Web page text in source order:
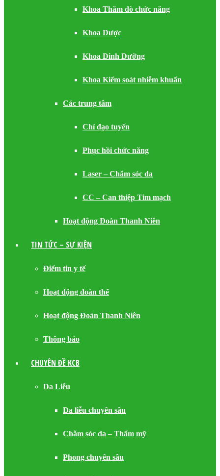
Khoa Thăm dò chức năng
Khoa Dược
Khoa Dinh Dưỡng
Khoa Kiểm soát nhiễm khuẩn
Các trung tâm
Chỉ đạo tuyến
Phục hồi chức năng
Laser – Chăm sóc da
CC – Can thiệp Tim mạch
Hoạt động Đoàn Thanh Niên
TIN TỨC – SỰ KIỆN
Điểm tin y tế
Hoạt động đoàn thể
Hoạt động Đoàn Thanh Niên
Thông báo
CHUYÊN ĐỀ KCB
Da Liễu
Da liễu chuyên sâu
Chăm sóc da – Thẩm mỹ
Phong chuyên sâu